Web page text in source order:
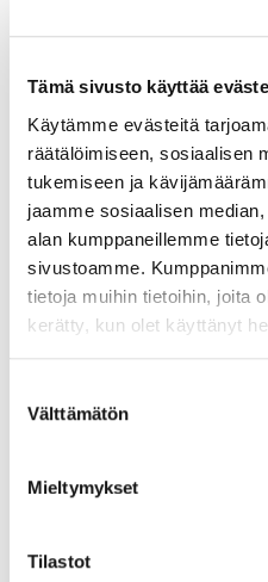
Tämä sivusto käyttää
Käytämme evästeitä
räätälöimiseen, sosiaalisen
tukemiseen ja
jaamme sosiaalisen
alan kumppaneillemme
sivustoamme.
tietoja muihin tietoihin, joita
kerätty, kun olet käyttänyt
valinta
Välttämätön
Mieltymykset
Tilastot
096206
HERO BIOSANKO 8 L
200(K)x290(S)x195(L)mm
Iman biosanko Hero 8L
200(K)x290(S)x195(L)mm.
LUE LISÄÄ »